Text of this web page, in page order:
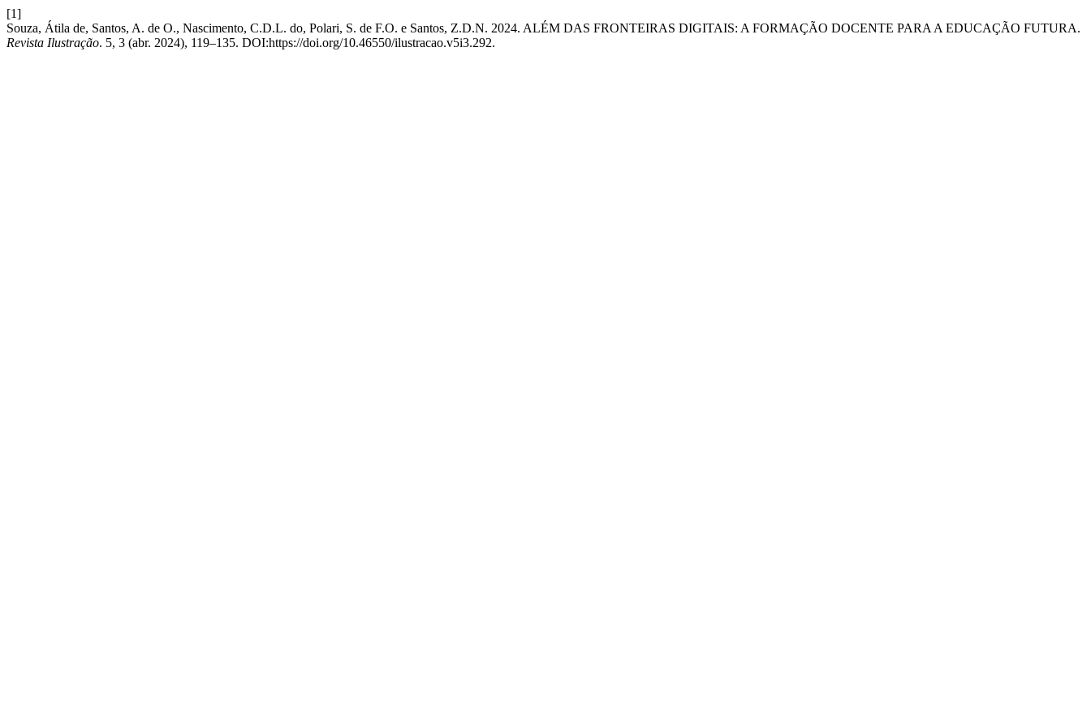
[1]
Souza, Átila de, Santos, A. de O., Nascimento, C.D.L. do, Polari, S. de F.O. e Santos, Z.D.N. 2024. ALÉM DAS FRONTEIRAS DIGITAIS: A FORMAÇÃO DOCENTE PARA A EDUCAÇÃO FUTURA.
Revista Ilustração. 5, 3 (abr. 2024), 119–135. DOI:https://doi.org/10.46550/ilustracao.v5i3.292.